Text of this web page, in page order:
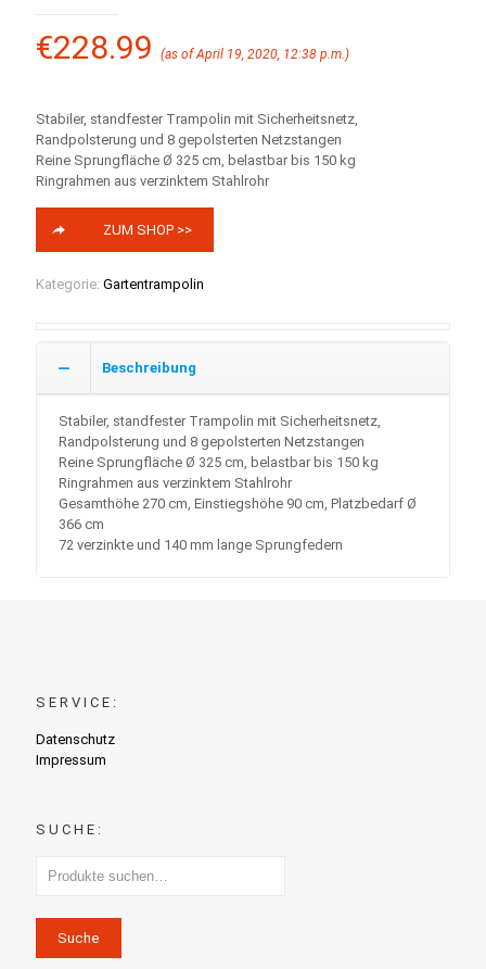
€228.99 (as of April 19, 2020, 12:38 p.m.)
Stabiler, standfester Trampolin mit Sicherheitsnetz,
Randpolsterung und 8 gepolsterten Netzstangen
Reine Sprungfläche Ø 325 cm, belastbar bis 150 kg
Ringrahmen aus verzinktem Stahlrohr
ZUM SHOP >>
Kategorie: Gartentrampolin
Beschreibung
Stabiler, standfester Trampolin mit Sicherheitsnetz,
Randpolsterung und 8 gepolsterten Netzstangen
Reine Sprungfläche Ø 325 cm, belastbar bis 150 kg
Ringrahmen aus verzinktem Stahlrohr
Gesamthöhe 270 cm, Einstiegshöhe 90 cm, Platzbedarf Ø
366 cm
72 verzinkte und 140 mm lange Sprungfedern
SERVICE:
Datenschutz
Impressum
SUCHE:
Suche